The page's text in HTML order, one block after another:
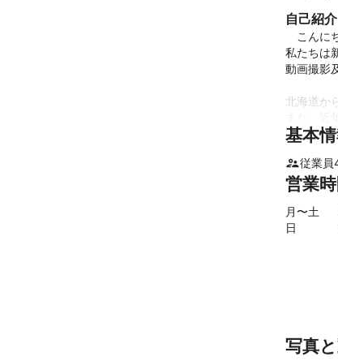
自己紹
こんに
私たちは
動画撮影
北海道
弊社では
・空中写
・人口集
基本
従業員
営業
月〜土
日
写真